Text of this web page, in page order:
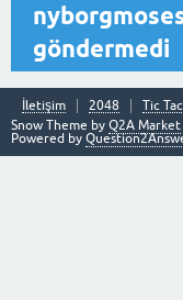
göndermedi
İletişim 2048 Tic
Snow Theme by Q2A Market
Powered by